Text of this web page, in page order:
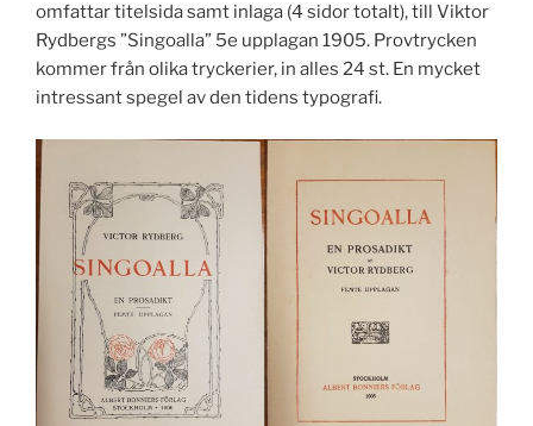
omfattar titelsida samt inlaga (4 sidor totalt), till Viktor
Rydbergs ”Singoalla” 5e upplagan 1905. Provtrycken
kommer från olika tryckerier, in alles 24 st. En mycket
intressant spegel av den tidens typografi.